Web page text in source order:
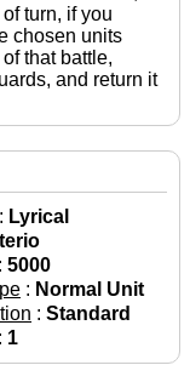
turn, if you
chosen units
that battle,
and return it
: Lyrical
: 5000
: Normal Unit
: Standard
1